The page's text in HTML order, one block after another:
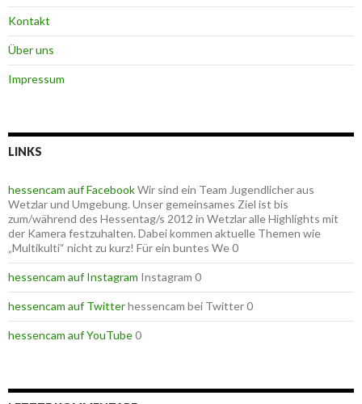
Kontakt
Über uns
Impressum
LINKS
hessencam auf FacebookWir sind ein Team Jugendlicher aus
Wetzlar und Umgebung. Unser gemeinsames Ziel ist bis
zum/während des Hessentag/s 2012 in Wetzlar alle Highlights mit
der Kamera festzuhalten. Dabei kommen aktuelle Themen wie
„Multikulti“ nicht zu kurz! Für ein buntes We 0
hessencam auf Instagram Instagram 0
hessencam auf Twitterhessencam bei Twitter 0
hessencam auf YouTube0